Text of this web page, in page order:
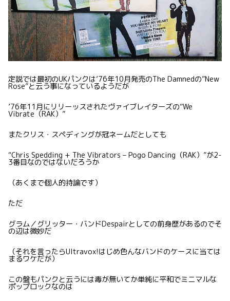
定説では最初のUKパンクは’76年10月発売のThe Damnedの”New
Rose”と云う事になっているようだが
’76年11月にリリーッスされたヴァイブレイターズの”We
Vibrate（RAK）”
またクリス・スペディングが冠ネームだとしても
“Chris Spedding + The Vibrators – Pogo Dancing（RAK）”が2-
3番目なのではないだろうか
（あくまで個人的持論です）
ただ
グラム／グリッター・バンドDespairとしての前身歴があるのでそ
の辺は微妙だ
（それを言ったらUltravox!はじめ色んなバンドのケースに当ては
まるワケだが）
この盤もパンクと云うには毒が無いてか単純に平和でミニマルな
ポップロックなのは